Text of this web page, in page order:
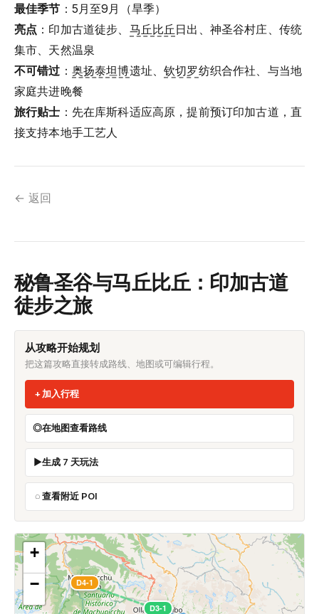
最佳季节 ：5月至9月（旱季）
亮点 ：印加古道徒步、 马丘比丘 日出、神圣谷村庄、传统
集市、天然温泉
不可错过 ： 奥扬泰坦博遗址、钦切罗纺织合作社、与当地
家庭共进晚餐
旅行贴士 ：先在库斯科适应高原，提前预订印加古道，直
接支持本地手工艺人
← 返回
秘鲁圣谷与马丘比丘：印加古道
徒步之旅
从攻略开始规划
把这篇攻略直接转成路线、地图或可编辑行程。
加入行程
在地图查看路线
生成 7 天玩法
查看附近 POI
D3-1
D4-1
+
−